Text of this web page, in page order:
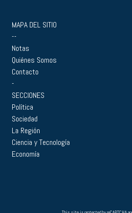
MAPA DEL SITIO
--
Notas
Quiénes Somos
Contacto
-
SECCIONES
Política
Sociedad
La Región
Ciencia y Tecnología
Economía